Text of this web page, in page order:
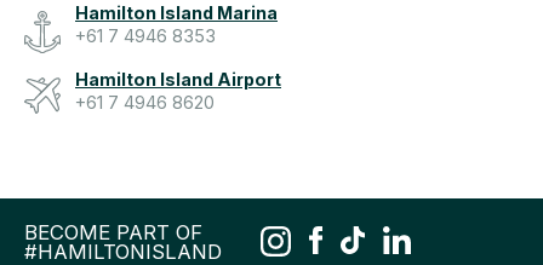
Hamilton Island Marina
+61 7 4946 8353
Hamilton Island Airport
+61 7 4946 8620
BECOME PART OF
#HAMILTONISLAND